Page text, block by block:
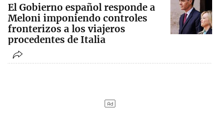
El Gobierno español responde a
Meloni imponiendo controles
fronterizos a los viajeros
procedentes de Italia